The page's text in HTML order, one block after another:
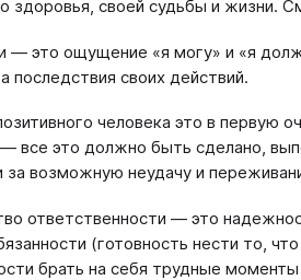
здоровья, своей судьбы и жизни.
― это ощущение «я могу» и «я
последствия своих действий.
человека это в первую
все это должно быть сделано,
возможную неудачу и
ответственности ― это
(готовность нести то,
брать на себя трудные